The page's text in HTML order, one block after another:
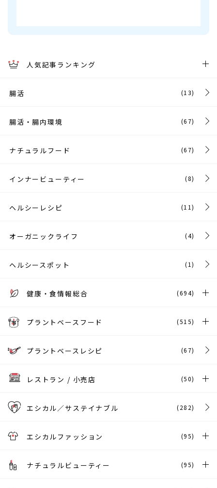
人気記事ランキング
腸活 (13)
腸活・腸内環境 (67)
ナチュラルフード (67)
インナービューティー (8)
ヘルシーレシピ (11)
オーガニックライフ (4)
ヘルシースポット (1)
健康・食情報総合 (694)
プラントベースフード (515)
プラントベースレシピ (67)
レストラン / 小売店 (50)
エシカル／サステイナブル (282)
エシカルファッション (95)
ナチュラルビューティー (95)